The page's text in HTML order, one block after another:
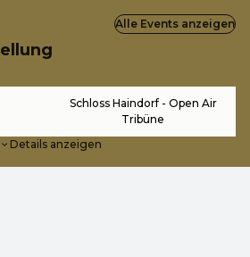
Schloss Haindorf - Open Air
Tribüne
Details anzeigen
Alle Events anzeigen